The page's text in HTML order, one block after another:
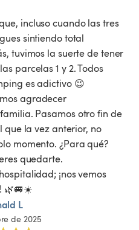
sintiendo total
tuvimos la suerte de tener
parcelas 1 y 2. Todos
es adictivo 😉
Pasamos otro fin de
la vez anterior, no
momento. ¿Para qué?
quedarte.
🌿🚐☀️
L
de 2025